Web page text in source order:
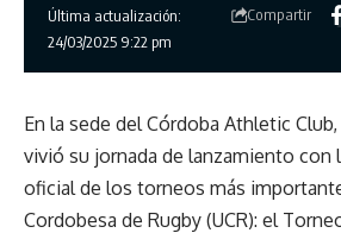
Última actualización:
24/03/2025 9:22 pm
Compartir
En la sede del Córdoba Athletic
vivió su jornada de lanzamiento con
oficial de los torneos más
Cordobesa de Rugby (UCR): el